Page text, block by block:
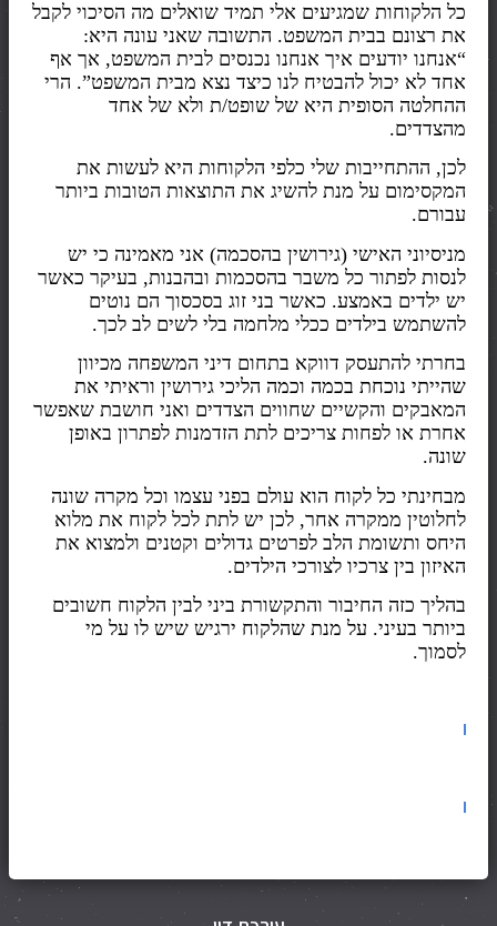
כל הלקוחות שמגיעים אלי תמיד שואלים מה הסיכוי לקבל
את רצונם בבית המשפט. התשובה שאני עונה היא:
“אנחנו יודעים איך אנחנו נכנסים לבית המשפט, אך אף
אחד לא יכול להבטיח לנו כיצד נצא מבית המשפט”. הרי
ההחלטה הסופית היא של שופט/ת ולא של אחד
מהצדדים.
לכן, ההתחייבות שלי כלפי הלקוחות היא לעשות את
המקסימום על מנת להשיג את התוצאות הטובות ביותר
עבורם.
מניסיוני האישי (גירושין בהסכמה) אני מאמינה כי יש
לנסות לפתור כל משבר בהסכמות ובהבנות, בעיקר כאשר
יש ילדים באמצע. כאשר בני זוג בסכסוך הם נוטים
להשתמש בילדים ככלי מלחמה בלי לשים לב לכך.
בחרתי להתעסק דווקא בתחום דיני המשפחה מכיוון
שהייתי נוכחת בכמה וכמה הליכי גירושין וראיתי את
המאבקים והקשיים שחווים הצדדים ואני חושבת שאפשר
אחרת או לפחות צריכים לתת הזדמנות לפתרון באופן
שונה.
מבחינתי כל לקוח הוא עולם בפני עצמו וכל מקרה שונה
לחלוטין ממקרה אחר, לכן יש לתת לכל לקוח את מלוא
היחס ותשומת הלב לפרטים גדולים וקטנים ולמצוא את
האיזון בין צרכיו לצורכי הילדים.
בהליך כזה החיבור והתקשורת ביני לבין הלקוח חשובים
ביותר בעיני. על מנת שהלקוח ירגיש שיש לו על מי
לסמוך.